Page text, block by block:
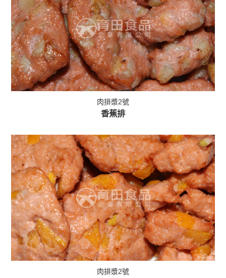
肉排漿2號
香蕉排
肉排漿2號